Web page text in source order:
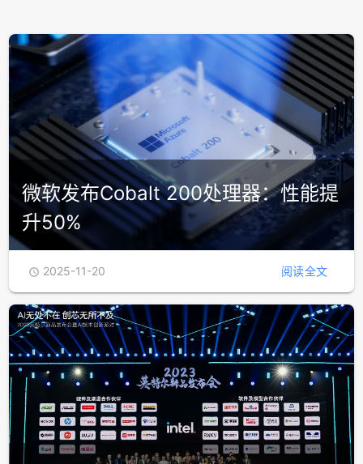
微软发布Cobalt 200处理器：性能提
升50%
 2025-11-20 阅读全文